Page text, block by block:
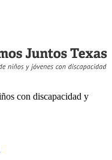
con discapacidad y